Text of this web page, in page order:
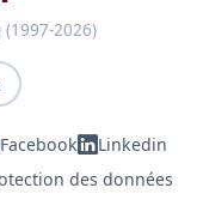
2026)
Facebook
Linkedin
des données